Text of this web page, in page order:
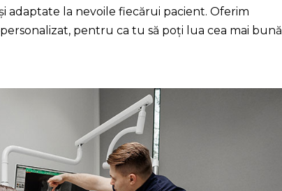
adaptate la nevoile fiecărui pacient. Oferim
pentru ca tu să poți lua cea mai bună